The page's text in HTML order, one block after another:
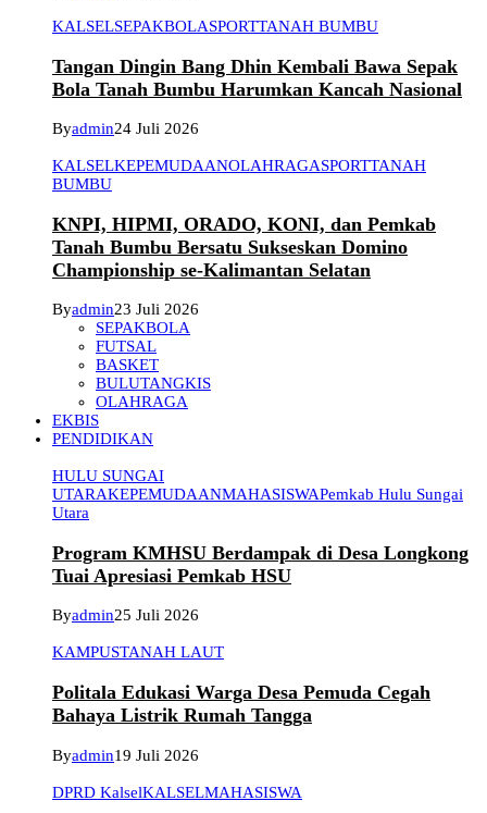
KALSELSEPAKBOLASPORTTANAH BUMBU
Tangan Dingin Bang Dhin Kembali Bawa Sepak
Bola Tanah Bumbu Harumkan Kancah Nasional
Byadmin24 Juli 2026
KALSELKEPEMUDAANOLAHRAGASPORTTANAH
BUMBU
KNPI, HIPMI, ORADO, KONI, dan Pemkab
Tanah Bumbu Bersatu Sukseskan Domino
Championship se-Kalimantan Selatan
Byadmin23 Juli 2026
SEPAKBOLA
FUTSAL
BASKET
BULUTANGKIS
OLAHRAGA
EKBIS
PENDIDIKAN
HULU SUNGAI
UTARAKEPEMUDAANMAHASISWAPemkab Hulu Sungai
Utara
Program KMHSU Berdampak di Desa Longkong
Tuai Apresiasi Pemkab HSU
Byadmin25 Juli 2026
KAMPUSTANAH LAUT
Politala Edukasi Warga Desa Pemuda Cegah
Bahaya Listrik Rumah Tangga
Byadmin19 Juli 2026
DPRD KalselKALSELMAHASISWA